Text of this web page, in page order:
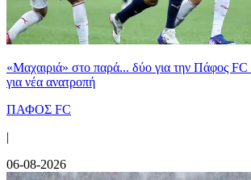
«Μαχαιριά» στο παρά... δύο για την Πάφος FC
για νέα ανατροπή
ΠΑΦΟΣ FC
|
06-08-2026